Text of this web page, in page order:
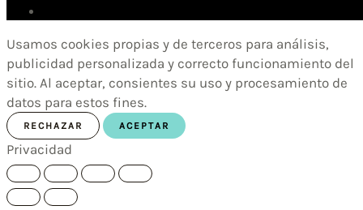
Usamos cookies propias y de terceros para análisis,
publicidad personalizada y correcto funcionamiento del
sitio. Al aceptar, consientes su uso y procesamiento de
datos para estos fines.
RECHAZAR ACEPTAR
Privacidad